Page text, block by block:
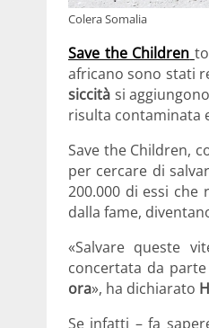
Colera Somalia
Save the Children
africano sono stati
siccità si
risulta contaminata
Save the Children,
per cercare di
200.000 di essi
dalla fame,
«Salvare queste
concertata da
ora», ha dichiarato
Se infatti – fa